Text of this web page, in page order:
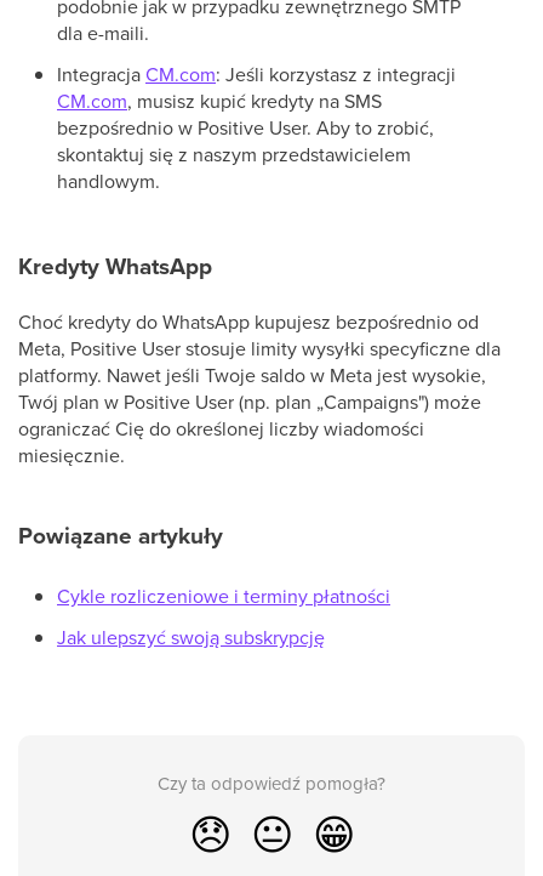
podobnie jak w przypadku zewnętrznego SMTP
dla e-maili.
IntegracjaCM.com: Jeśli korzystasz z integracji
CM.com, musisz kupić kredyty na SMS
bezpośrednio w Positive User. Aby to zrobić,
skontaktuj się z naszym przedstawicielem
handlowym.
Kredyty WhatsApp
Choć kredyty do WhatsApp kupujesz bezpośrednio od
Meta, Positive User stosuje limity wysyłki specyficzne dla
platformy. Nawet jeśli Twoje saldo w Meta jest wysokie,
Twój plan w Positive User (np. plan „Campaigns") może
ograniczać Cię do określonej liczby wiadomości
miesięcznie.
Powiązane artykuły
Cykle rozliczeniowe i terminy płatności
Jak ulepszyć swoją subskrypcję
Czy ta odpowiedź pomogła?
😞 😐 😁